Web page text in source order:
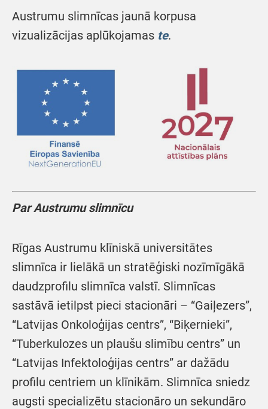
Austrumu slimnīcas jaunā korpusa
vizualizācijas aplūkojamas te.
Par Austrumu slimnīcu
Rīgas Austrumu klīniskā universitātes
slimnīca ir lielākā un stratēģiski nozīmīgākā
daudzprofilu slimnīca valstī. Slimnīcas
sastāvā ietilpst pieci stacionāri – “Gaiļezers”,
“Latvijas Onkoloģijas centrs”, “Biķernieki”,
“Tuberkulozes un plaušu slimību centrs” un
“Latvijas Infektoloģijas centrs” ar dažādu
profilu centriem un klīnikām. Slimnīca sniedz
augsti specializētu stacionāro un sekundāro